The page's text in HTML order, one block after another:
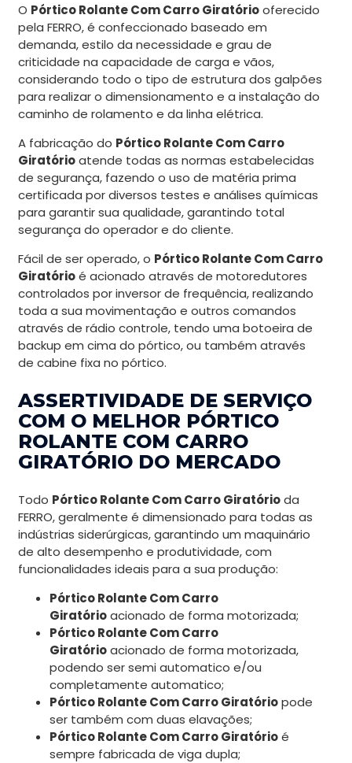
O Pórtico Rolante Com Carro Giratóriooferecido
pela FERRO, é confeccionado baseado em
demanda, estilo da necessidade e grau de
criticidade na capacidade de carga e vãos,
considerando todo o tipo de estrutura dos galpões
para realizar o dimensionamento e a instalação do
caminho de rolamento e da linha elétrica.
A fabricação do Pórtico Rolante Com Carro
Giratórioatende todas as normas estabelecidas
de segurança, fazendo o uso de matéria prima
certificada por diversos testes e análises químicas
para garantir sua qualidade, garantindo total
segurança do operador e do cliente.
Fácil de ser operado, o Pórtico Rolante Com Carro
Giratórioé acionado através de motoredutores
controlados por inversor de frequência, realizando
toda a sua movimentação e outros comandos
através de rádio controle, tendo uma botoeira de
backup em cima do pórtico, ou também através
de cabine fixa no pórtico.
ASSERTIVIDADE DE SERVIÇO
COM O MELHOR PÓRTICO
ROLANTE COM CARRO
GIRATÓRIO DO MERCADO
Todo Pórtico Rolante Com Carro Giratórioda
FERRO, geralmente é dimensionado para todas as
indústrias siderúrgicas, garantindo um maquinário
de alto desempenho e produtividade, com
funcionalidades ideais para a sua produção:
Pórtico Rolante Com Carro
Giratórioacionado de forma motorizada;
Pórtico Rolante Com Carro
Giratórioacionado de forma motorizada,
podendo ser semi automatico e/ou
completamente automatico;
Pórtico Rolante Com Carro Giratóriopode
ser também com duas elavações;
Pórtico Rolante Com Carro Giratórioé
sempre fabricada de viga dupla;